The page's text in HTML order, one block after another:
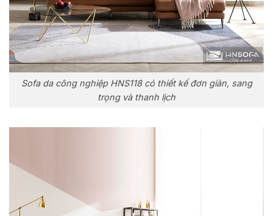
Sofa da công nghiệp HNS118 có thiết kế đơn giản, sang
trọng và thanh lịch